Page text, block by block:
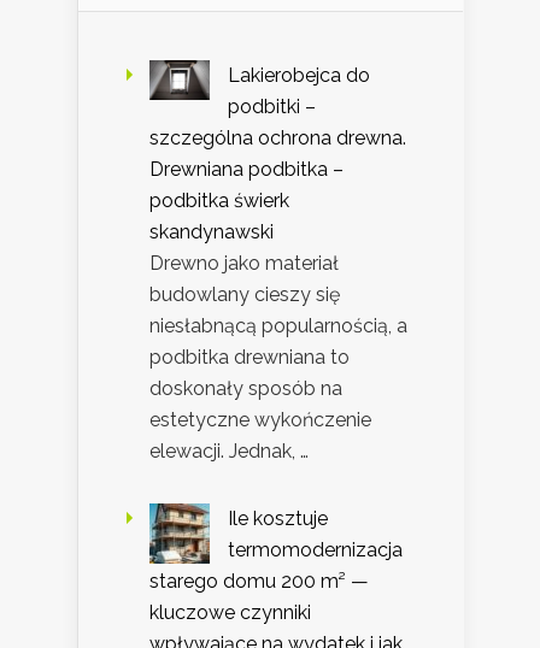
Lakierobejca do
podbitki –
szczególna ochrona drewna.
Drewniana podbitka –
podbitka świerk
skandynawski
Drewno jako materiał
budowlany cieszy się
niesłabnącą popularnością, a
podbitka drewniana to
doskonały sposób na
estetyczne wykończenie
elewacji. Jednak, …
Ile kosztuje
termomodernizacja
starego domu 200 m² —
kluczowe czynniki